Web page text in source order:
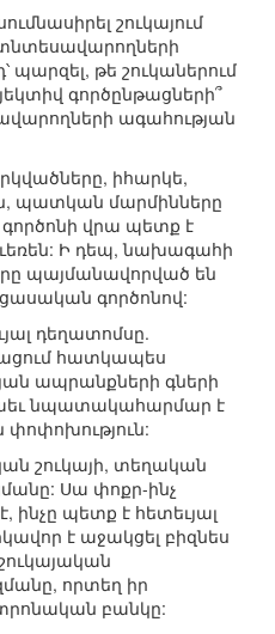
շուկայում
տնտեսավարողների
պարզել, թե շուկաներում
գործընթացների՞
ագահության
իհարկե,
պատկան մարմինները
վրա պետք է
Ի դեպ, նախագահի
պայմանավորված են
գործոնով:
դեղատոմսը.
հատկապես
ապրանքների գների
նպատակահարմար է
փոփոխություն:
շուկայի, տեղական
Սա փոքր-ինչ
ինչը պետք է հետեւյալ
է աջակցել բիզնես
որտեղ իր
բանկը: